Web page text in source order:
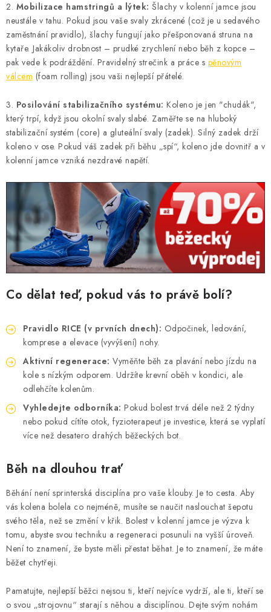
Obchodní podmínky
Velikostní tabulky
Ochrana osobních údajů
Zásady používání souborů cookies
Kontakt
2. Mobilizace hamstringů a lýtek: Šlachy v kolenní jamce jsou
neustále v tahu. Pokud jsou vaše svaly zkrácené (což je u sedavého
zaměstnání pravidlo), šlachy fungují jako přešponovaná struna na
kytaře. Jakákoliv drobnost – prudké zrychlení nebo běh z kopce –
pak vede k podráždění. Pravidelný strečink a práce s pěnovým
válcem (foam rolling) jsou vaši nejlepší přátelé.
3. Posilování stabilizačního systému: Koleno je jen "chudák",
který trpí, když jsou okolní svaly slabé. Zaměřte se na hluboký
stabilizační systém (core) a gluteální svaly (zadek). Silný zadek drží
koleno v ose. Pokud váš zadek při běhu „spí“, koleno jde dovnitř a v
kolenní jamce vzniká nezdravé napětí.
Co dělat teď, pokud vás to právě bolí?
Pravidlo RICE (v prvních dnech): Odpočinek, ledování,
komprese a elevace (vyvýšení) nohy.
Aktivní regenerace: Vyměňte běh za plavání nebo jízdu na
kole s nízkým odporem. Udržíte krevní oběh v kondici, ale
odlehčíte kolenům.
Vyhledejte odborníka: Pokud bolest trvá déle než 2 týdny
nebo pokud cítíte otok, fyzioterapeut je investice, která se vyplatí
více než desatero drahých běžeckých bot.
Běh na dlouhou trať
Běhání není sprinterská disciplína pro vaše klouby. Je to cesta. Aby
vás kolena bolela co nejméně, musíte se naučit naslouchat šepotu
svého těla, než se změní v křik. Bolest v kolenní jamce je výzva k
tomu, abyste svou techniku a regeneraci posunuli na vyšší úroveň.
Není to znamení, že byste měli přestat běhat. Je to znamení, že máte
běžet chytřeji.
Pamatujte, nejlepší běžci nejsou ti, kteří nejvíce vydrží, ale ti, kteří se
o svou „strojovnu“ starají s něhou a disciplínou. Dejte svým nohám